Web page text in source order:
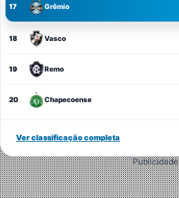
17 Grêmio
18 Vasco
19 Remo
20 Chapecoense
Ver classificação completa
Publicidade